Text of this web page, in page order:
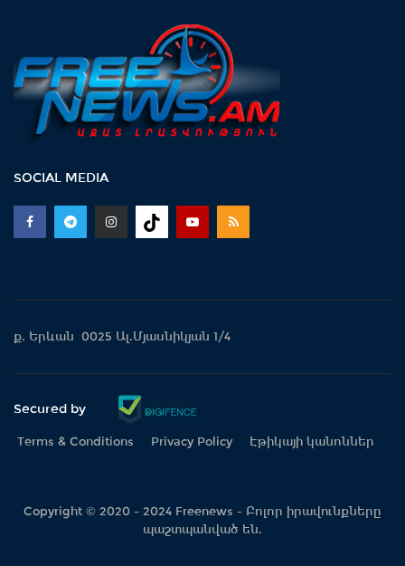
SOCIAL MEDIA
ք. Երևան 0025 Ալ.Մյասնիկյան 1/4
Secured by
Terms & Conditions Privacy Policy Էթիկայի կանոններ
Copyright © 2020 - 2024 Freenews - Բոլոր իրավունքները
պաշտպանված են.